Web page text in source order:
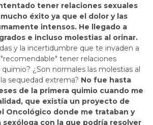
tener relaciones sexuales
éxito ya que el dolor y las
intensos. He llegado a
e incluso molestias al orinar.
y la incertidumbre que te invaden a
tener relaciones
¿Son normales las molestias al
sequedad extrema? No fue hasta
de la primera quimio cuando me
que existía un proyecto de
Oncológico donde me trataban y
sexóloga con la que podría resolver